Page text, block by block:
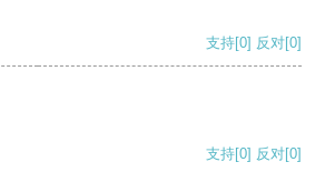
支持[0] 反对[0]
支持[0] 反对[0]